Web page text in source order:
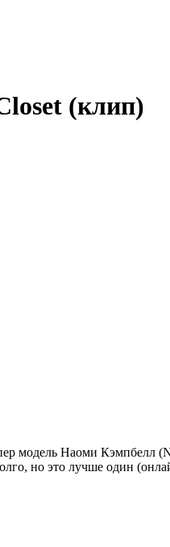
(клип)
модель Наоми Кэмпбелл
но это лучше один